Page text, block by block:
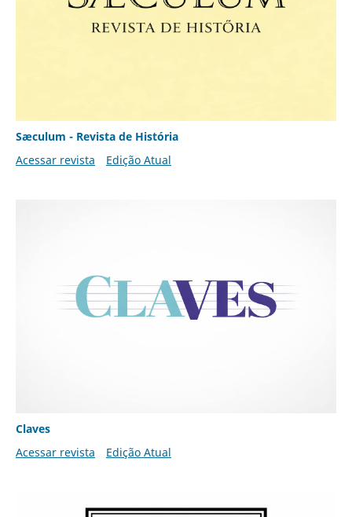
Sæculum - Revista de História
Acessar revista
Edição Atual
Claves
Acessar revista
Edição Atual